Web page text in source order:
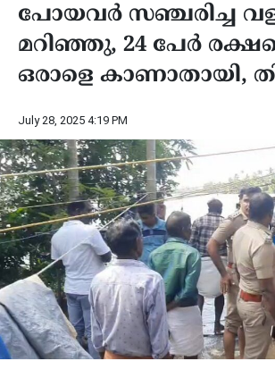
പോയവർ സഞ്ചരിച്ച
മറിഞ്ഞു, 24 പേർ
ഒരാളെ കാണാതായി,
July 28, 2025 4:19 PM